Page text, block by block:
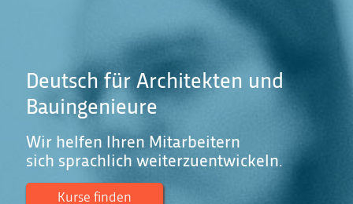
Deutsch für Architekten und
Bauingenieure
Wir helfen Ihren Mitarbeitern
sich sprachlich weiterzuentwickeln.
Kurse finden